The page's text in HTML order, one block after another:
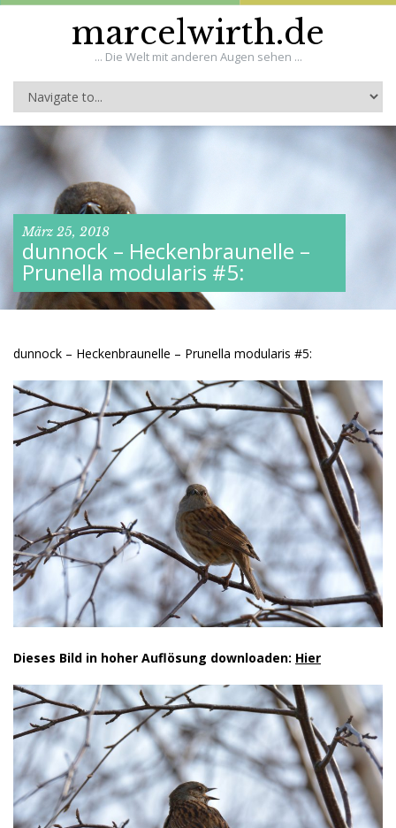
marcelwirth.de
... Die Welt mit anderen Augen sehen ...
März 25, 2018
dunnock – Heckenbraunelle –
Prunella modularis #5:
dunnock – Heckenbraunelle – Prunella modularis #5:
Dieses Bild in hoher Auflösung downloaden: Hier